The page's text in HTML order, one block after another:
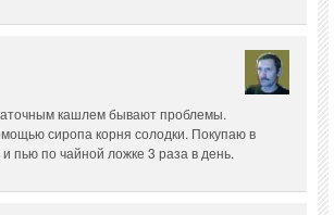
кашлем бывают проблемы.
сиропа корня солодки. Покупаю в
пью по чайной ложке 3 раза в день.